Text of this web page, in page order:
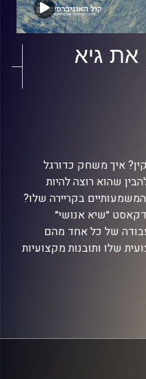
את גיא
איך משחק כדורגל
שהוא רוצה להיות
בקריירה שלו?
״שיא אנושי״
של כל אחד מהם
שלו ותובנות מקצועיות